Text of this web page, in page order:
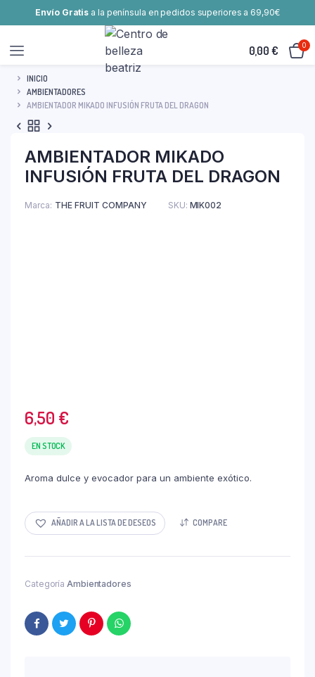
Envío Gratis a la península en pedidos superiores a 69,90€
0,00€ 0
INICIO
AMBIENTADORES
AMBIENTADOR MIKADO INFUSIÓN FRUTA DEL DRAGON
AMBIENTADOR MIKADO
INFUSIÓN FRUTA DEL DRAGON
Marca THE FRUIT COMPANY SKU: MIK002
6,50 €
EN STOCK
Aroma dulce y evocador para un ambiente exótico.
AÑADIR A LA LISTA DE DESEOS COMPARE
Categoría Ambientadores